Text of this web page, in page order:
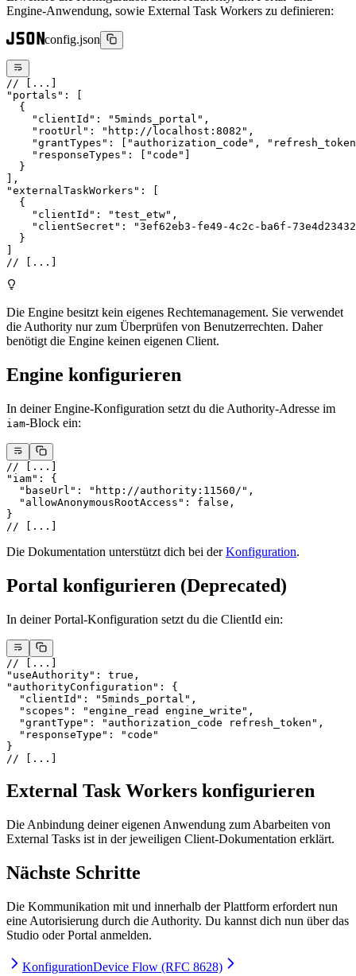
Engine-Anwendung, sowie External Task Workers zu definieren:
config.json
// [...]
"portals" : [
  {
    "clientId"
: "5minds_portal" ,
    "rootUrl"
: "http://localhost:8082" ,
    "grantTypes"
: [ "authorization_code" ,
    "responseTypes"
: [ "code"
  }
],
"externalTaskWorkers" : [
  {
    "clientId"
: "test_etw" ,
    "clientSecret"
:
"3ef62eb3-fe49-4c2c-ba6f-
  }
// [...]
Die Engine besitzt kein eigenes Rechtemanagement. Sie verwendet
die Authority nur zum Überprüfen von Benutzerrechten. Daher
benötigt die Engine keinen eigenen Client.
Engine konfigurieren
In deiner Engine-Konfiguration setzt du die Authority-Adresse im
iam-Block ein:
// [...]
"iam" : {
  "baseUrl"
: "http://authority:11560/" ,
  "allowAnonymousRootAccess"
: false ,
}
// [...]
Die Dokumentation unterstützt dich bei derKonfiguration.
Portal konfigurieren (Deprecated)
In deiner Portal-Konfiguration setzt du die ClientId ein:
// [...]
"useAuthority" : true ,
"authorityConfiguration" : {
  "clientId"
: "5minds_portal" ,
  "scopes"
: "engine_read engine_write" ,
  "grantType"
: "authorization_code refresh_token" ,
  "responseType"
:
"code"
}
// [...]
External Task Workers konfigurieren
Die Anbindung deiner eigenen Anwendung zum Abarbeiten von
External Tasks ist in der jeweiligen Client-Dokumentation erklärt.
Nächste Schritte
Die Kommunikation mit und innerhalb der Plattform erfordert nun
eine Autorisierung durch die Authority. Du kannst dich nun über das
Studio oder Portal anmelden.
KonfigurationDevice Flow (RFC 8628)